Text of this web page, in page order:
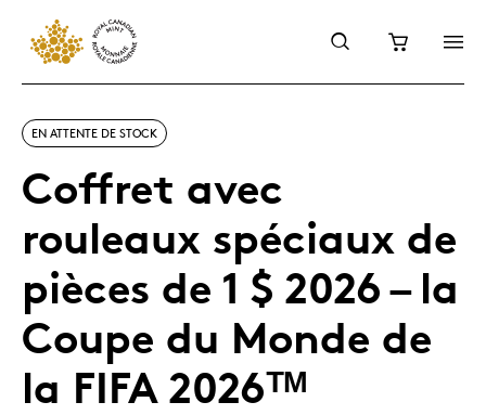
EN ATTENTE DE STOCK
Coffret avec
rouleaux spéciaux de
pièces de 1 $ 2026 – la
Coupe du Monde de
la FIFA 2026ᵀᴹ